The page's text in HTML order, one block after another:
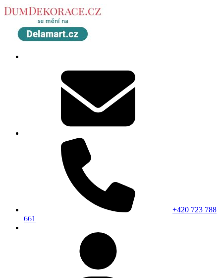
+420 723 788
661